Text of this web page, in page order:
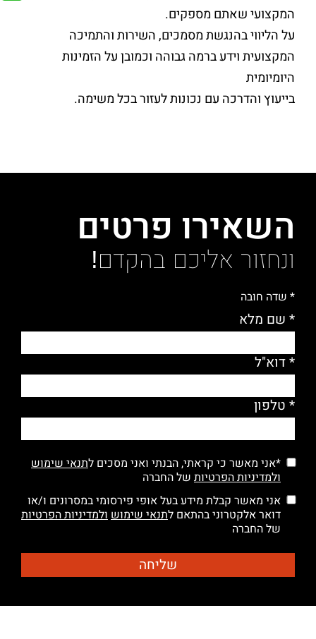
המקצועי שאתם מספקים.
על הליווי בהנגשת מסמכים, השירות והתמיכה
המקצועית וידע ברמה גבוהה וכמובן על הזמינות
היומיומית
בייעוץ והדרכה עם נכונות לעזור בכל משימה.
השאירו פרטים
ונחזור אליכם בהקדם!
* שדה חובה
* שם מלא
* דוא"ל
* טלפון
*אני מאשר כי קראתי, הבנתי ואני מסכים לתנאי שימוש
ולמדיניות הפרטיות של החברה
אני מאשר קבלת מידע בעל אופי פירסומי במסרונים ו/או
דואר אלקטרוני בהתאם לתנאי שימושולמדיניות הפרטיות
של החברה